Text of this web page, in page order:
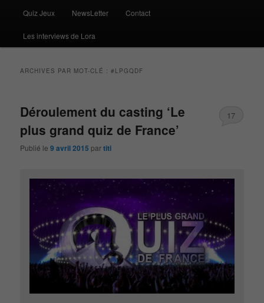
Quiz Jeux NewsLetter Contact
Les interviews de Lora
ARCHIVES PAR MOT-CLÉ :#LPGQDF
Déroulement du casting ‘Le
plus grand quiz de France’
Publié le9 avril 2015 partiti
17